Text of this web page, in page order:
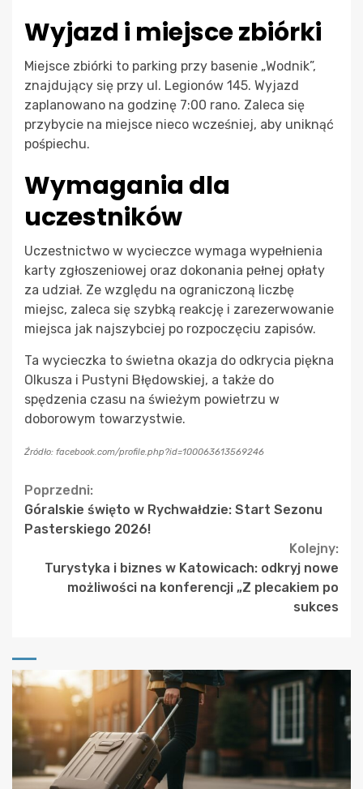
Wyjazd i miejsce zbiórki
Miejsce zbiórki to parking przy basenie „Wodnik”,
znajdujący się przy ul. Legionów 145. Wyjazd
zaplanowano na godzinę 7:00 rano. Zaleca się
przybycie na miejsce nieco wcześniej, aby uniknąć
pośpiechu.
Wymagania dla
uczestników
Uczestnictwo w wycieczce wymaga wypełnienia
karty zgłoszeniowej oraz dokonania pełnej opłaty
za udział. Ze względu na ograniczoną liczbę
miejsc, zaleca się szybką reakcję i zarezerwowanie
miejsca jak najszybciej po rozpoczęciu zapisów.
Ta wycieczka to świetna okazja do odkrycia piękna
Olkusza i Pustyni Błędowskiej, a także do
spędzenia czasu na świeżym powietrzu w
doborowym towarzystwie.
Źródło: facebook.com/profile.php?id=100063613569246
Continue
Reading
Poprzedni:
Góralskie święto w Rychwałdzie: Start Sezonu
Pasterskiego 2026!
Kolejny:
Turystyka i biznes w Katowicach: odkryj nowe
możliwości na konferencji „Z plecakiem po
sukces